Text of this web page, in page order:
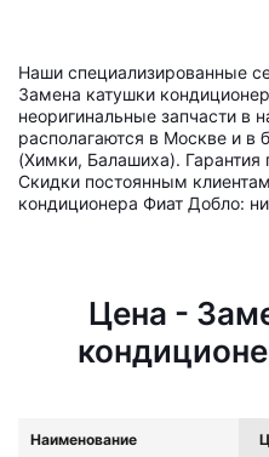
Наши специализированные
Замена катушки
неоригинальные запчасти в
располагаются в Москве и
(Химки, Балашиха). Гарантия
Скидки постоянным
кондиционера Фиат Добло:
Цена -
Наименование